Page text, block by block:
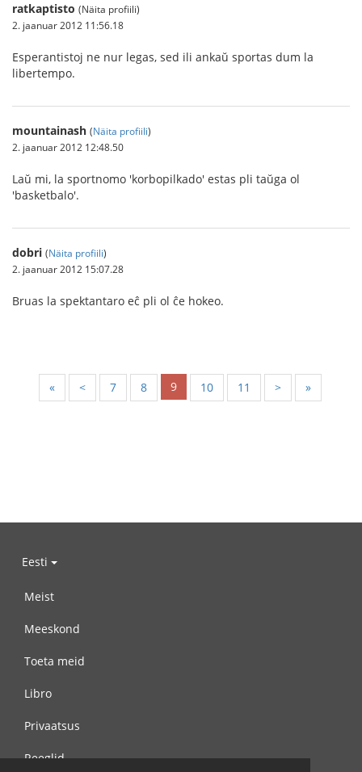
ratkaptisto (Näita profiili)
2. jaanuar 2012 11:56.18
Esperantistoj ne nur legas, sed ili ankaŭ sportas dum la
libertempo.
mountainash (Näita profiili)
2. jaanuar 2012 12:48.50
Laŭ mi, la sportnomo 'korbopilkado' estas pli taŭga ol
'basketbalo'.
dobri (Näita profiili)
2. jaanuar 2012 15:07.28
Bruas la spektantaro eĉ pli ol ĉe hokeo.
« < 7 8 9 10 11 > »
Eesti
Meist
Meeskond
Toeta meid
Libro
Privaatsus
Reeglid